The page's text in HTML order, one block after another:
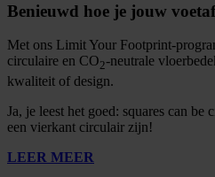
Benieuwd hoe je jouw
Met ons Limit Your Footprint-
circulaire en CO2-neutrale
kwaliteit of design.
Ja, je leest het goed: squares can
een vierkant circulair zijn!
LEER MEER